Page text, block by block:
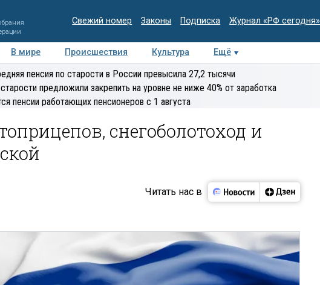
Свежий номер Законы Подписка Журнал «РФ сегодня»
В мире Происшествия Культура Ещё
Медиацентр Интервью Колумнисты
экспертиза
пенсия по старости в России превысила 27,2 тысячи
предложили закрепить на уровне не ниже 40% от заработка
пенсии работающих пенсионеров с 1 августа
снегоболотоход и
Читать нас в